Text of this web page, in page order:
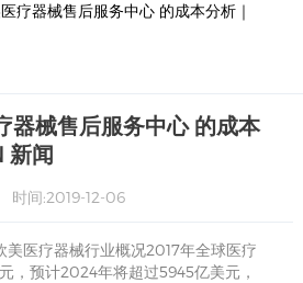
疗器械售后服务中心 的成本分析｜
器械售后服务中心 的成本
新闻
时间:2019-12-06
美医疗器械行业概况2017年全球医疗
，预计2024年将超过5945亿美元，